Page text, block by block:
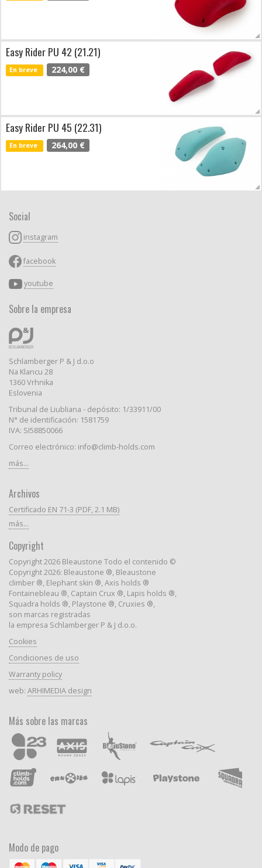
Easy Rider PU 42 (21.21)
En breve 224,00 €
Easy Rider PU 45 (22.31)
En breve 264,00 €
Social
instagram
facebook
youtube
Sobre la empresa
Schlamberger P & J d.o.o
Na Klancu 28
1360 Vrhnika
Eslovenia
Tribunal de Liubliana - depósito: 1/33911/00
N° de identificación: 1581759
IVA: SI58850066
Correo electrónico: info@climb-holds.com
más...
Archivos
Certificado EN 71-3 (PDF, 2.1 MB)
más...
Copyright
Copyright 2026 Bleaustone Todo el contenido ©
Copyright 2026: Bleaustone ®, Bleaustone
climber ®, Elephant skin ®, Axis holds ®
Fontainebleau ®, Captain Crux ®, Lapis holds ®,
Squadra holds ®, Playstone ®, Cruxies ®,
son marcas registradas
la empresa Schlamberger P & J d.o.o.
Cookies
Condiciones de uso
Warranty policy
web: ARHIMEDIA design
Más sobre las marcas
Modo de pago